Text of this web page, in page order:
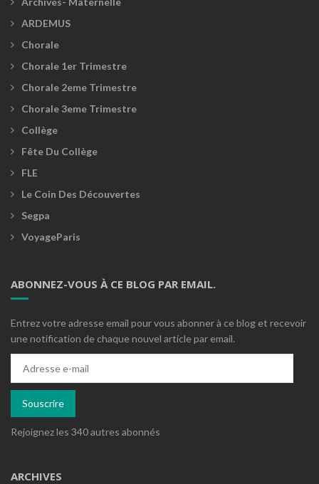
ARDEMUS
Chorale
Chorale 1er Trimestre
Chorale 2eme Trimestre
Chorale 3eme Trimestre
Collège
Fête Du Collège
FLE
Le Coin Des Découvertes
Segpa
VoyageParis
ABONNEZ-VOUS À CE BLOG PAR EMAIL.
Entrez votre adresse email pour vous abonner à ce blog et recevoir
une notification de chaque nouvel article par email.
mail
Souscrire
Rejoignez les 340 autres abonnés
ARCHIVES